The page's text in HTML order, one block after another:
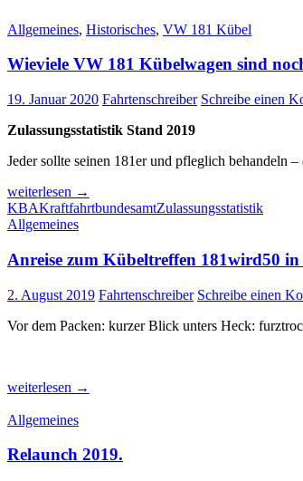
Allgemeines, Historisches, VW 181 Kübel
Wieviele VW 181 Kübelwagen sind
19. Januar 2020 Fahrtenschreiber Schreibe einen
Zulassungsstatistik Stand 2019
Jeder sollte seinen 181er und pfleglich behandeln
Wieviele
VW
181
sind
noch
zugelassen?
weiterlesen →
KBAKraftfahrtbundesamtZulassungsstatistik
Allgemeines
Anreise zum Kübeltreffen 181wird50 in
2. August 2019 Fahrtenschreiber Schreibe einen
Vor dem Packen: kurzer Blick unters Heck:
Anreise
Kübeltreffen
in
weiterlesen →
Allgemeines
Relaunch 2019.